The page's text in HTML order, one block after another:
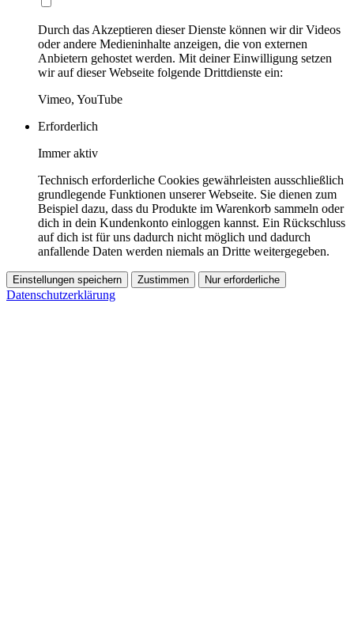
Durch das Akzeptieren dieser Dienste können wir dir Videos
oder andere Medieninhalte anzeigen, die von externen
Anbietern gehostet werden. Mit deiner Einwilligung setzen
wir auf dieser Webseite folgende Drittdienste ein:
Vimeo, YouTube
Erforderlich
Immer aktiv
Technisch erforderliche Cookies gewährleisten ausschließlich
grundlegende Funktionen unserer Webseite. Sie dienen zum
Beispiel dazu, dass du Produkte im Warenkorb sammeln oder
dich in dein Kundenkonto einloggen kannst. Ein Rückschluss
auf dich ist für uns dadurch nicht möglich und dadurch
anfallende Daten werden niemals an Dritte weitergegeben.
Einstellungen speichern Zustimmen Nur erforderliche
Datenschutzerklärung